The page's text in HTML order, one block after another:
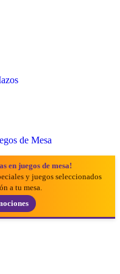
de Mesa
en juegos de mesa!
y juegos seleccionados
a tu mesa.